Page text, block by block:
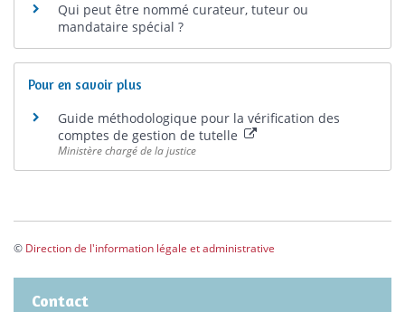
Qui peut être nommé curateur, tuteur ou
mandataire spécial ?
Pour en savoir plus
Guide méthodologique pour la vérification des
comptes de gestion de tutelle
Ministère chargé de la justice
© Direction de l'information légale et administrative
Contact